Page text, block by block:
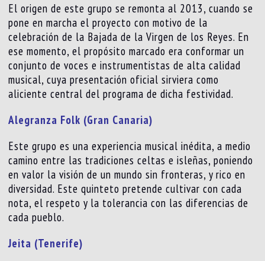
El origen de este grupo se remonta al 2013, cuando se
pone en marcha el proyecto con motivo de la
celebración de la Bajada de la Virgen de los Reyes. En
ese momento, el propósito marcado era conformar un
conjunto de voces e instrumentistas de alta calidad
musical, cuya presentación oficial sirviera como
aliciente central del programa de dicha festividad.
Alegranza Folk (Gran Canaria)
Este grupo es una experiencia musical inédita, a medio
camino entre las tradiciones celtas e isleñas, poniendo
en valor la visión de un mundo sin fronteras, y rico en
diversidad. Este quinteto pretende cultivar con cada
nota, el respeto y la tolerancia con las diferencias de
cada pueblo.
Jeita (Tenerife)